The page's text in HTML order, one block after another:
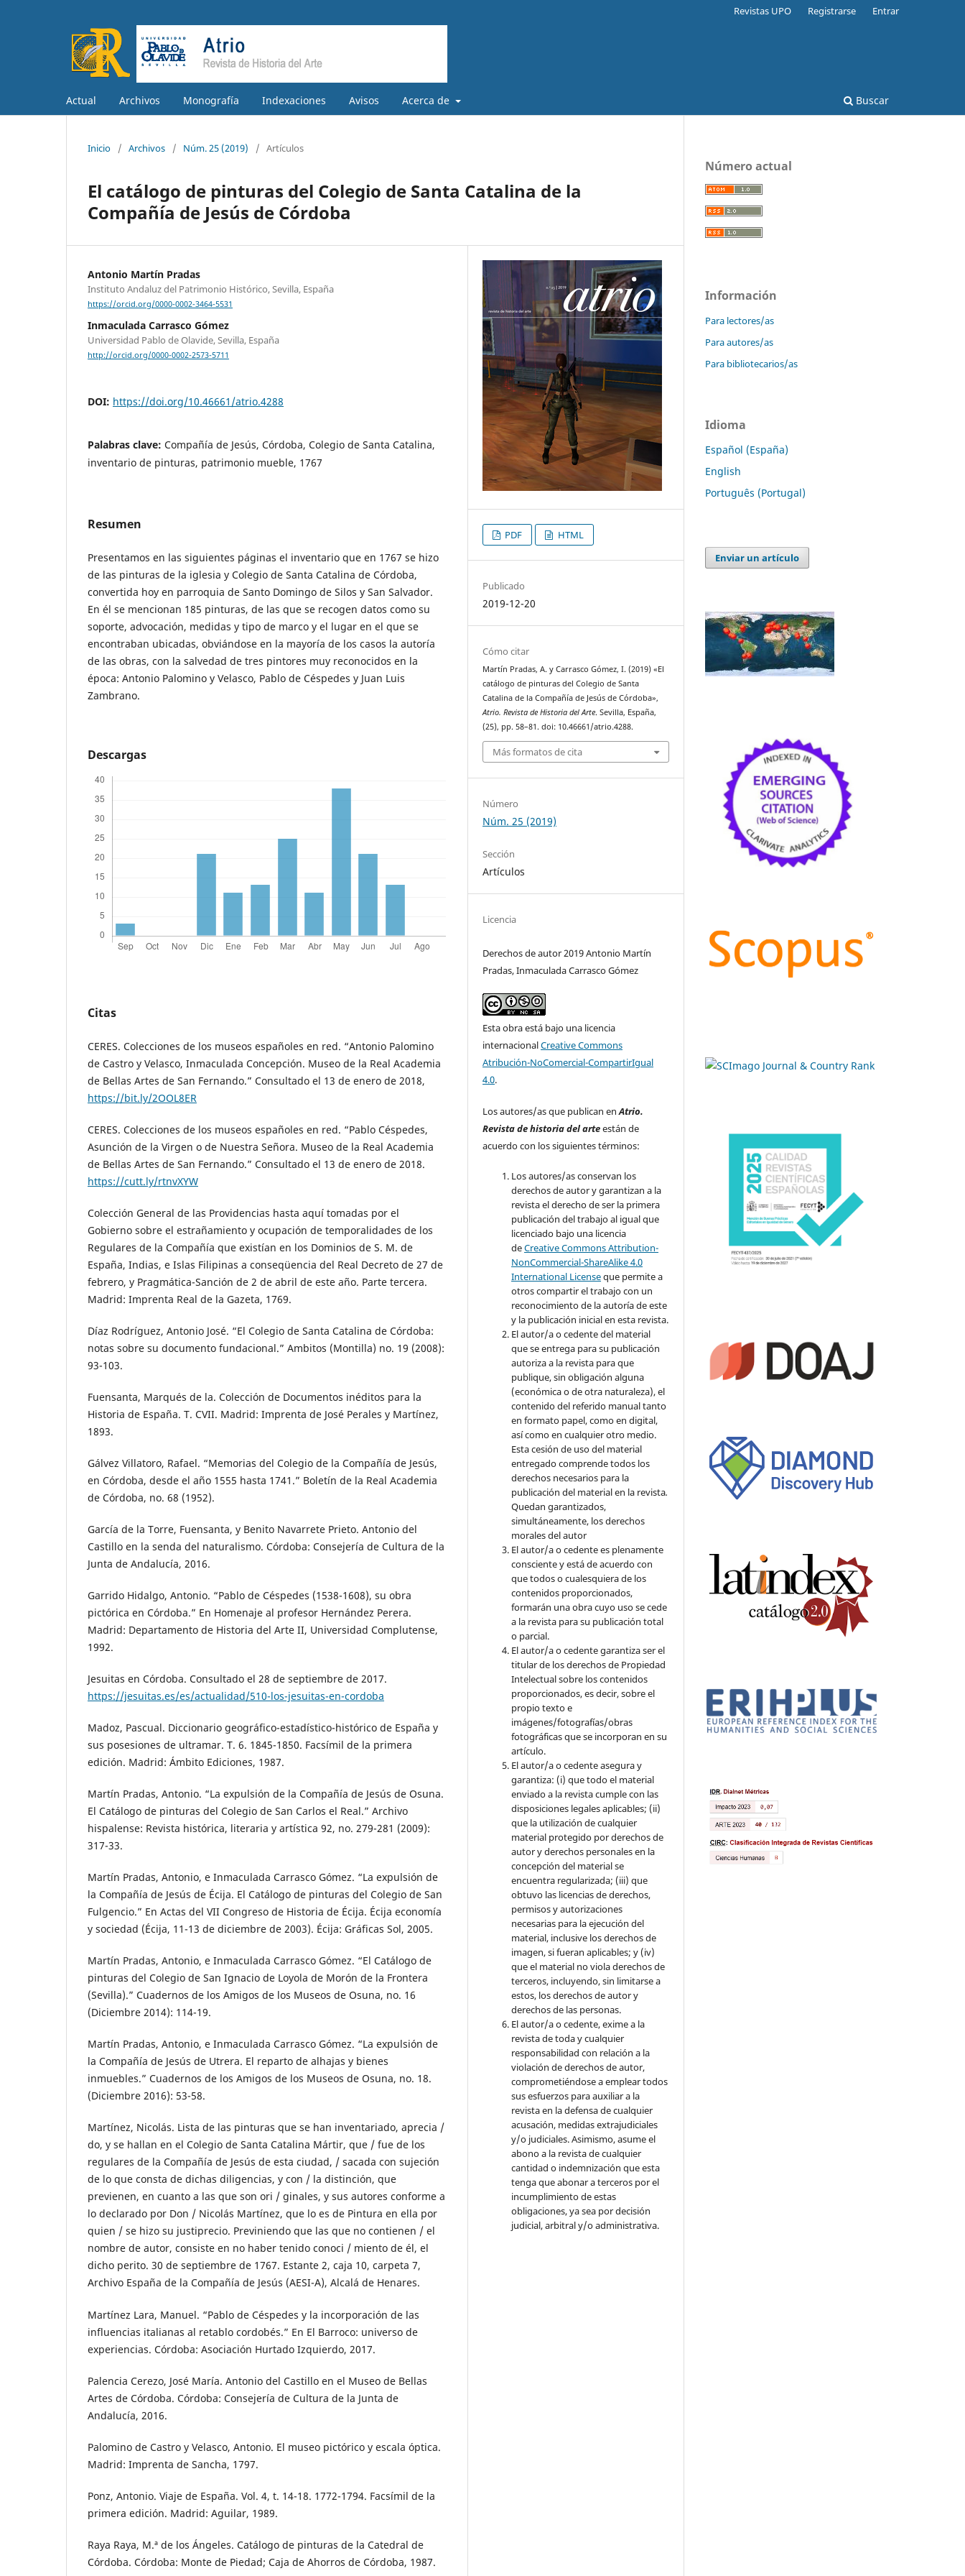
Actual Archivos Monografía Indexaciones Avisos Acerca de Buscar
Revistas UPO Registrarse Entrar
Inicio / Archivos / Núm. 25 (2019) / Artículos
El catálogo de pinturas del Colegio de Santa Catalina de la
Compañía de Jesús de Córdoba
Antonio Martín Pradas
Instituto Andaluz del Patrimonio Histórico, Sevilla, España
https://orcid.org/0000-0002-3464-5531
Inmaculada Carrasco Gómez
Universidad Pablo de Olavide, Sevilla, España
http://orcid.org/0000-0002-2573-5711
DOI: https://doi.org/10.46661/atrio.4288
Palabras clave: Compañía de Jesús, Córdoba, Colegio de Santa Catalina,
inventario de pinturas, patrimonio mueble, 1767
Resumen
Presentamos en las siguientes páginas el inventario que en 1767 se hizo
de las pinturas de la iglesia y Colegio de Santa Catalina de Córdoba,
convertida hoy en parroquia de Santo Domingo de Silos y San Salvador.
En él se mencionan 185 pinturas, de las que se recogen datos como su
soporte, advocación, medidas y tipo de marco y el lugar en el que se
encontraban ubicadas, obviándose en la mayoría de los casos la autoría
de las obras, con la salvedad de tres pintores muy reconocidos en la
época: Antonio Palomino y Velasco, Pablo de Céspedes y Juan Luis
Zambrano.
Descargas
Citas
CERES. Colecciones de los museos españoles en red. “Antonio Palomino
de Castro y Velasco, Inmaculada Concepción. Museo de la Real Academia
de Bellas Artes de San Fernando.” Consultado el 13 de enero de 2018,
https://bit.ly/2OOL8ER
CERES. Colecciones de los museos españoles en red. “Pablo Céspedes,
Asunción de la Virgen o de Nuestra Señora. Museo de la Real Academia
de Bellas Artes de San Fernando.” Consultado el 13 de enero de 2018.
https://cutt.ly/rtnvXYW
Colección General de las Providencias hasta aquí tomadas por el
Gobierno sobre el estrañamiento y ocupación de temporalidades de los
Regulares de la Compañía que existían en los Dominios de S. M. de
España, Indias, e Islas Filipinas a conseqüencia del Real Decreto de 27 de
febrero, y Pragmática-Sanción de 2 de abril de este año. Parte tercera.
Madrid: Imprenta Real de la Gazeta, 1769.
Díaz Rodríguez, Antonio José. “El Colegio de Santa Catalina de Córdoba:
notas sobre su documento fundacional.” Ambitos (Montilla) no. 19 (2008):
93-103.
Fuensanta, Marqués de la. Colección de Documentos inéditos para la
Historia de España. T. CVII. Madrid: Imprenta de José Perales y Martínez,
1893.
Gálvez Villatoro, Rafael. “Memorias del Colegio de la Compañía de Jesús,
en Córdoba, desde el año 1555 hasta 1741.” Boletín de la Real Academia
de Córdoba, no. 68 (1952).
García de la Torre, Fuensanta, y Benito Navarrete Prieto. Antonio del
Castillo en la senda del naturalismo. Córdoba: Consejería de Cultura de la
Junta de Andalucía, 2016.
Garrido Hidalgo, Antonio. “Pablo de Céspedes (1538-1608), su obra
pictórica en Córdoba.” En Homenaje al profesor Hernández Perera.
Madrid: Departamento de Historia del Arte II, Universidad Complutense,
1992.
Jesuitas en Córdoba. Consultado el 28 de septiembre de 2017.
https://jesuitas.es/es/actualidad/510-los-jesuitas-en-cordoba
Madoz, Pascual. Diccionario geográfico-estadístico-histórico de España y
sus posesiones de ultramar. T. 6. 1845-1850. Facsímil de la primera
edición. Madrid: Ámbito Ediciones, 1987.
Martín Pradas, Antonio. “La expulsión de la Compañía de Jesús de Osuna.
El Catálogo de pinturas del Colegio de San Carlos el Real.” Archivo
hispalense: Revista histórica, literaria y artística 92, no. 279-281 (2009):
317-33.
Martín Pradas, Antonio, e Inmaculada Carrasco Gómez. “La expulsión de
la Compañía de Jesús de Écija. El Catálogo de pinturas del Colegio de San
Fulgencio.” En Actas del VII Congreso de Historia de Écija. Écija economía
y sociedad (Écija, 11-13 de diciembre de 2003). Écija: Gráficas Sol, 2005.
Martín Pradas, Antonio, e Inmaculada Carrasco Gómez. “El Catálogo de
pinturas del Colegio de San Ignacio de Loyola de Morón de la Frontera
(Sevilla).” Cuadernos de los Amigos de los Museos de Osuna, no. 16
(Diciembre 2014): 114-19.
Martín Pradas, Antonio, e Inmaculada Carrasco Gómez. “La expulsión de
la Compañía de Jesús de Utrera. El reparto de alhajas y bienes
inmuebles.” Cuadernos de los Amigos de los Museos de Osuna, no. 18.
(Diciembre 2016): 53-58.
Martínez, Nicolás. Lista de las pinturas que se han inventariado, aprecia /
do, y se hallan en el Colegio de Santa Catalina Mártir, que / fue de los
regulares de la Compañía de Jesús de esta ciudad, / sacada con sujeción
de lo que consta de dichas diligencias, y con / la distinción, que
previenen, en cuanto a las que son ori / ginales, y sus autores conforme a
lo declarado por Don / Nicolás Martínez, que lo es de Pintura en ella por
quien / se hizo su justiprecio. Previniendo que las que no contienen / el
nombre de autor, consiste en no haber tenido conoci / miento de él, el
dicho perito. 30 de septiembre de 1767. Estante 2, caja 10, carpeta 7,
Archivo España de la Compañía de Jesús (AESI-A), Alcalá de Henares.
Martínez Lara, Manuel. “Pablo de Céspedes y la incorporación de las
influencias italianas al retablo cordobés.” En El Barroco: universo de
experiencias. Córdoba: Asociación Hurtado Izquierdo, 2017.
Palencia Cerezo, José María. Antonio del Castillo en el Museo de Bellas
Artes de Córdoba. Córdoba: Consejería de Cultura de la Junta de
Andalucía, 2016.
Palomino de Castro y Velasco, Antonio. El museo pictórico y escala óptica.
Madrid: Imprenta de Sancha, 1797.
Ponz, Antonio. Viaje de España. Vol. 4, t. 14-18. 1772-1794. Facsímil de la
primera edición. Madrid: Aguilar, 1989.
Raya Raya, M.ª de los Ángeles. Catálogo de pinturas de la Catedral de
Córdoba. Córdoba: Monte de Piedad; Caja de Ahorros de Córdoba, 1987.
PDF HTML
Publicado
2019-12-20
Cómo citar
Martín Pradas, A. y Carrasco Gómez, I. (2019) «El
catálogo de pinturas del Colegio de Santa
Catalina de la Compañía de Jesús de Córdoba»,
Atrio. Revista de Historia del Arte. Sevilla, España,
(25), pp. 58–81. doi: 10.46661/atrio.4288.
Más formatos de cita
Número
Núm. 25 (2019)
Sección
Artículos
Licencia
Derechos de autor 2019 Antonio Martín
Pradas, Inmaculada Carrasco Gómez
Esta obra está bajo una licencia
internacionalCreative Commons
Atribución-NoComercial-CompartirIgual
4.0.
Los autores/as que publican enAtrio.
Revista de historia del arteestán de
acuerdo con los siguientes términos:
Los autores/as conservan los
derechos de autor y garantizan a la
revista el derecho de ser la primera
publicación del trabajo al igual que
licenciado bajo una licencia
deCreative Commons Attribution-
NonCommercial-ShareAlike 4.0
International Licenseque permite a
otros compartir el trabajo con un
reconocimiento de la autoría de este
y la publicación inicial en esta revista.
El autor/a o cedente del material
que se entrega para su publicación
autoriza a la revista para que
publique, sin obligación alguna
(económica o de otra naturaleza), el
contenido del referido manual tanto
en formato papel, como en digital,
así como en cualquier otro medio.
Esta cesión de uso del material
entregado comprende todos los
derechos necesarios para la
publicación del material en la revista.
Quedan garantizados,
simultáneamente, los derechos
morales del autor
El autor/a o cedente es plenamente
consciente y está de acuerdo con
que todos o cualesquiera de los
contenidos proporcionados,
formarán una obra cuyo uso se cede
a la revista para su publicación total
o parcial.
El autor/a o cedente garantiza ser el
titular de los derechos de Propiedad
Intelectual sobre los contenidos
proporcionados, es decir, sobre el
propio texto e
imágenes/fotografías/obras
fotográficas que se incorporan en su
artículo.
El autor/a o cedente asegura y
garantiza: (i) que todo el material
enviado a la revista cumple con las
disposiciones legales aplicables; (ii)
que la utilización de cualquier
material protegido por derechos de
autor y derechos personales en la
concepción del material se
encuentra regularizada; (iii) que
obtuvo las licencias de derechos,
permisos y autorizaciones
necesarias para la ejecución del
material, inclusive los derechos de
imagen, si fueran aplicables; y (iv)
que el material no viola derechos de
terceros, incluyendo, sin limitarse a
estos, los derechos de autor y
derechos de las personas.
El autor/a o cedente, exime a la
revista de toda y cualquier
responsabilidad con relación a la
violación de derechos de autor,
comprometiéndose a emplear todos
sus esfuerzos para auxiliar a la
revista en la defensa de cualquier
acusación, medidas extrajudiciales
y/o judiciales. Asimismo, asume el
abono a la revista de cualquier
cantidad o indemnización que esta
tenga que abonar a terceros por el
incumplimiento de estas
obligaciones, ya sea por decisión
judicial, arbitral y/o administrativa.
Número actual
Información
Para lectores/as
Para autores/as
Para bibliotecarios/as
Idioma
Español (España)
English
Português (Portugal)
Enviar un artículo